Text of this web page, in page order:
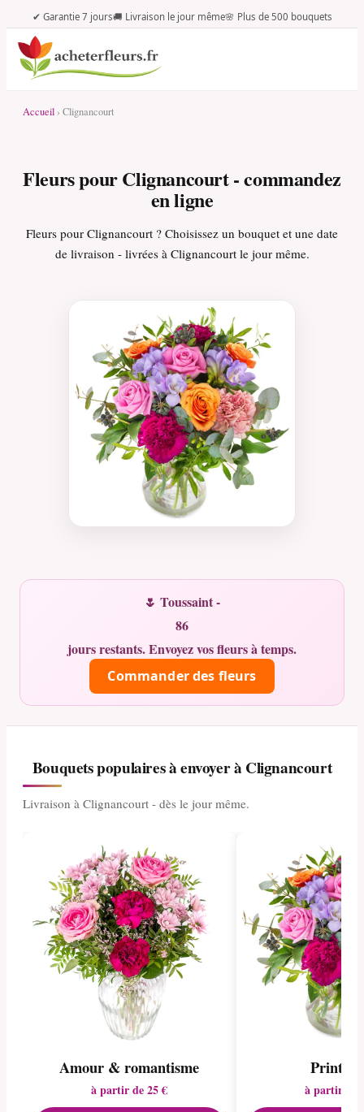
✔ Garantie 7 jours🚚 Livraison le jour même🌸 Plus de 500 bouquets
Accueil › Clignancourt
Fleurs pour Clignancourt - commandez
en ligne
Fleurs pour Clignancourt ? Choisissez un bouquet et une date
de livraison - livrées à Clignancourt le jour même.
🌷 Toussaint -
86
jours restants. Envoyez vos fleurs à temps.
Commander des fleurs
Bouquets populaires à envoyer à Clignancourt
Livraison à Clignancourt - dès le jour même.
Amour & romantisme
à partir de 25 € à partir de